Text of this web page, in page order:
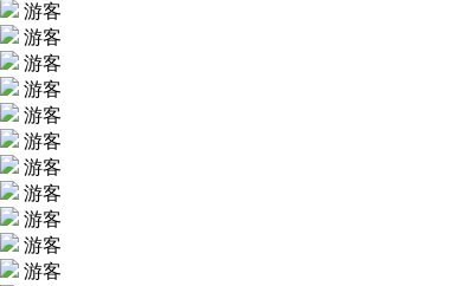
游客
游客
游客
游客
游客
游客
游客
游客
游客
游客
游客